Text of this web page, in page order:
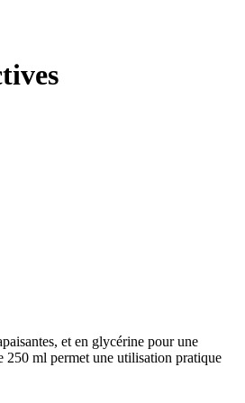
et en glycérine pour une
250 ml permet une utilisation pratique